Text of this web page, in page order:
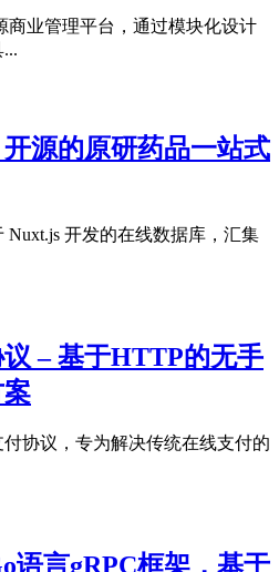
商业管理平台，通过模块化设计
源的原研药品一站式
开发的在线数据库，汇集
– 基于HTTP的无手
协议，专为解决传统在线支付的
语言gRPC框架，基于